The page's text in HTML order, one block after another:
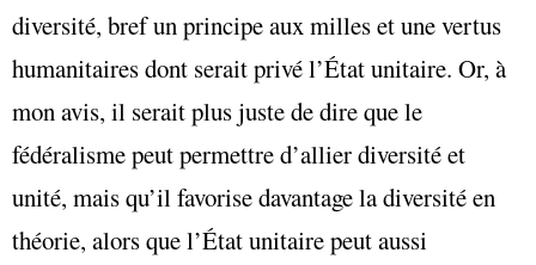
diversité, bref un principe aux milles et une vertus
humanitaires dont serait privé l’État unitaire. Or, à
mon avis, il serait plus juste de dire que le
fédéralisme peut permettre d’allier diversité et
unité, mais qu’il favorise davantage la diversité en
théorie, alors que l’État unitaire peut aussi